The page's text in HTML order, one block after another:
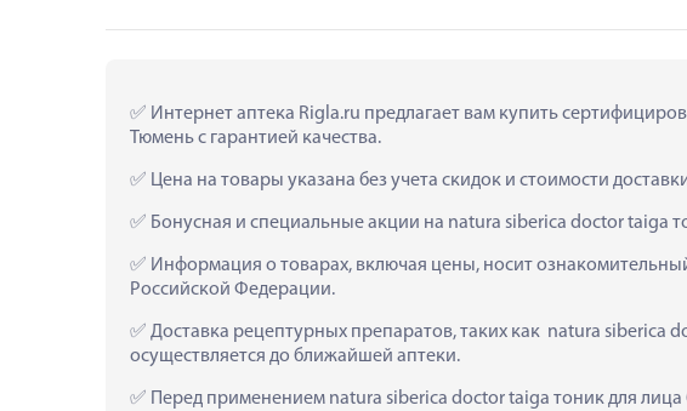
Интернет аптека Rigla.ru предлагает вам купить
Тюмень с гарантией качества.
Цена на товары указана без учета скидок и стоимости
Бонусная и специальные акции на natura siberica doctor taiga
Информация о товарах, включая цены, носит
Российской Федерации.
Доставка рецептурных препаратов, таких как  natura
осуществляется до ближайшей аптеки.
Перед применением natura siberica doctor taiga тоник для